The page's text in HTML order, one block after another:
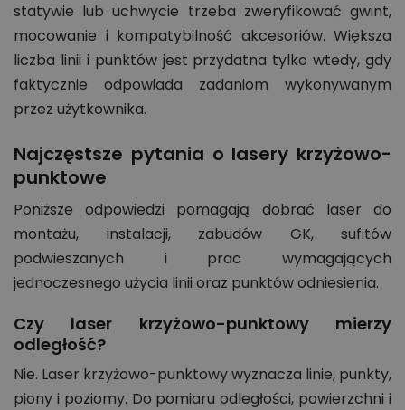
statywie lub uchwycie trzeba zweryfikować gwint,
mocowanie i kompatybilność akcesoriów. Większa
liczba linii i punktów jest przydatna tylko wtedy, gdy
faktycznie odpowiada zadaniom wykonywanym
przez użytkownika.
Najczęstsze pytania o lasery krzyżowo-
punktowe
Poniższe odpowiedzi pomagają dobrać laser do
montażu, instalacji, zabudów GK, sufitów
podwieszanych i prac wymagających
jednoczesnego użycia linii oraz punktów odniesienia.
Czy laser krzyżowo-punktowy mierzy
odległość?
Nie. Laser krzyżowo-punktowy wyznacza linie, punkty,
piony i poziomy. Do pomiaru odległości, powierzchni i